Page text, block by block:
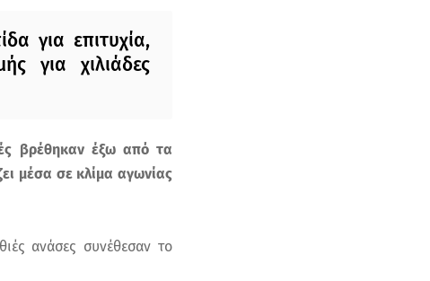
για επιτυχία,
για χιλιάδες
βρέθηκαν έξω από τα
μέσα σε κλίμα αγωνίας
ανάσες συνέθεσαν το